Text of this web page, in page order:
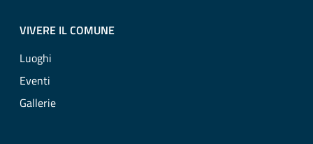
VIVERE IL COMUNE
Luoghi
Eventi
Gallerie